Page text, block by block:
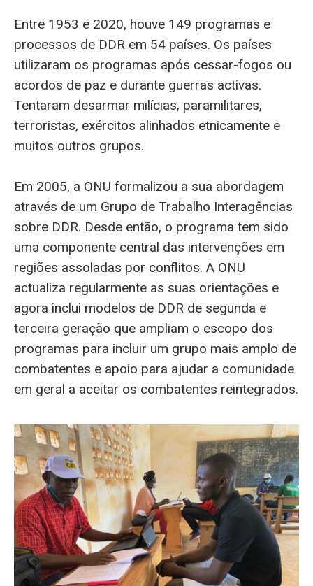
Entre 1953 e 2020, houve 149 programas e
processos de DDR em 54 países. Os países
utilizaram os programas após cessar-fogos ou
acordos de paz e durante guerras activas.
Tentaram desarmar milícias, paramilitares,
terroristas, exércitos alinhados etnicamente e
muitos outros grupos.
Em 2005, a ONU formalizou a sua abordagem
através de um Grupo de Trabalho Interagências
sobre DDR. Desde então, o programa tem sido
uma componente central das intervenções em
regiões assoladas por conflitos. A ONU
actualiza regularmente as suas orientações e
agora inclui modelos de DDR de segunda e
terceira geração que ampliam o escopo dos
programas para incluir um grupo mais amplo de
combatentes e apoio para ajudar a comunidade
em geral a aceitar os combatentes reintegrados.